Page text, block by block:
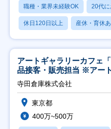
職種・業界未経験OK 20代に
休日120日以上 産休・育休あ
アートギャラリーカフェ
品接客・販売担当 ※アー
寺田倉庫株式会社
東京都
400万~500万